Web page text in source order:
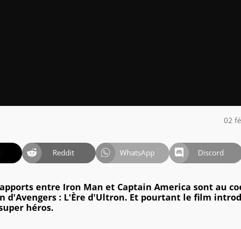
02
Reddit WhatsApp Discord
entre Iron Man et Captain America sont au
d'Avengers : L'Ère d'Ultron. Et pourtant le film
héros.